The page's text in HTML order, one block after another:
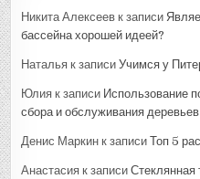
Никита Алексеев к записи
бассейна хорошей идеей?
Наталья к записиУчимся у
Юлия к записи Использование
сбора и обслуживания деревьев
Денис Маркин к записиТоп 5
Анастасия к записиСтеклянная